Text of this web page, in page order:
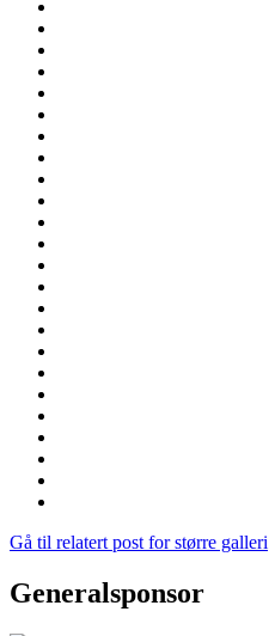
Gå til relatert post for større galleri
Generalsponsor